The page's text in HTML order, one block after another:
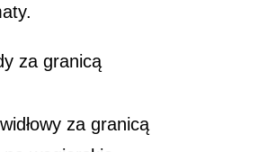
za granicą
za granicą